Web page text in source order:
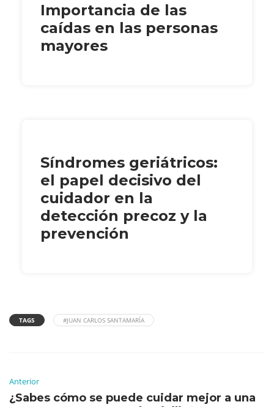
Importancia de las
caídas en las personas
mayores
Síndromes geriátricos:
el papel decisivo del
cuidador en la
detección precoz y la
prevención
TAGS #JUAN CARLOS SANTAMARÍA
Anterior
¿Sabes cómo se puede cuidar mejor a una